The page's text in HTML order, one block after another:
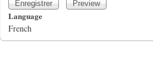
Language
French